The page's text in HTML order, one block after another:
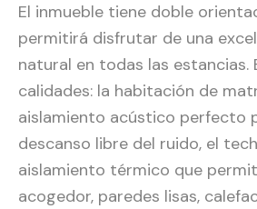
El inmueble tiene doble
permitirá disfrutar de una
natural en todas las estancias.
calidades: la habitación de
aislamiento acústico perfecto
descanso libre del ruido, el
aislamiento térmico que
acogedor, paredes lisas,